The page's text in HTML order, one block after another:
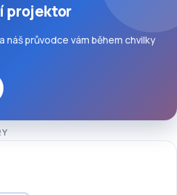
projektor
náš průvodce vám během chvilky